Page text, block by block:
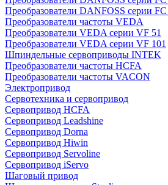
Преобразователи DANFOSS серии
Преобразователи частоты VEDA
Преобразователи VEDA серии VF 51
Преобразователи VEDA серии VF 101
Шпиндельные сервоприводы INTEK
Преобразователи частоты HCFA
Преобразователи частоты VACON
Электропривод
Сервотехника и сервопривод
Сервопривод HCFA
Сервопривод Leadshine
Сервопривод Dorna
Сервопривод Hiwin
Сервопривод Servoline
Сервопривод iServo
Шаговый привод